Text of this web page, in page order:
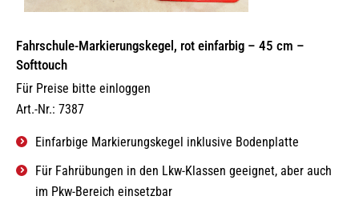
Fahrschule-Markierungskegel, rot einfarbig – 45 cm –
Softtouch
Für Preise bitte einloggen
Art.-Nr.: 7387
Einfarbige Markierungskegel inklusive Bodenplatte
Für Fahrübungen in den Lkw-Klassen geeignet, aber auch
im Pkw-Bereich einsetzbar